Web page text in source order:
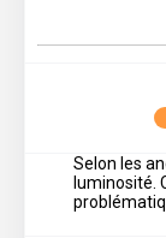
Selon les
luminosité.